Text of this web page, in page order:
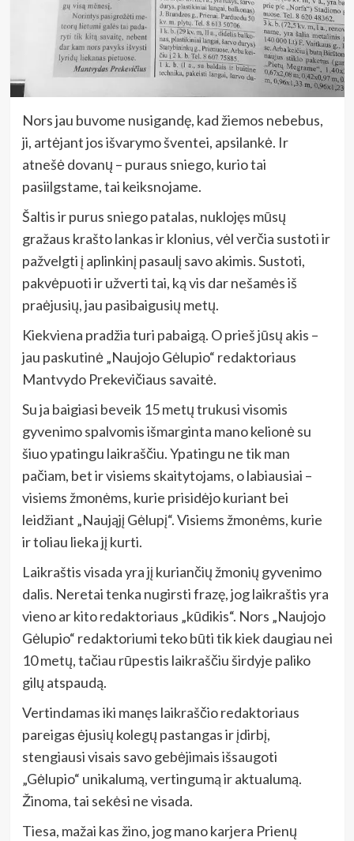
Nors jau buvome nusigandę, kad žiemos nebebus,
ji, artėjant jos išvarymo šventei, apsilankė. Ir
atnešė dovanų – puraus sniego, kurio tai
pasiilgstame, tai keiksnojame.
Šaltis ir purus sniego patalas, nuklojęs mūsų
gražaus krašto lankas ir klonius, vėl verčia sustoti ir
pažvelgti į aplinkinį pasaulį savo akimis. Sustoti,
pakvėpuoti ir užverti tai, ką vis dar nešamės iš
praėjusių, jau pasibaigusių metų.
Kiekviena pradžia turi pabaigą. O prieš jūsų akis –
jau paskutinė „Naujojo Gėlupio“ redaktoriaus
Mantvydo Prekevičiaus savaitė.
Su ja baigiasi beveik 15 metų trukusi visomis
gyvenimo spalvomis išmarginta mano kelionė su
šiuo ypatingu laikraščiu. Ypatingu ne tik man
pačiam, bet ir visiems skaitytojams, o labiausiai –
visiems žmonėms, kurie prisidėjo kuriant bei
leidžiant „Naująjį Gėlupį“. Visiems žmonėms, kurie
ir toliau lieka jį kurti.
Laikraštis visada yra jį kuriančių žmonių gyvenimo
dalis. Neretai tenka nugirsti frazę, jog laikraštis yra
vieno ar kito redaktoriaus „kūdikis“. Nors „Naujojo
Gėlupio“ redaktoriumi teko būti tik kiek daugiau nei
10 metų, tačiau rūpestis laikraščiu širdyje paliko
gilų atspaudą.
Vertindamas iki manęs laikraščio redaktoriaus
pareigas ėjusių kolegų pastangas ir įdirbį,
stengiausi visais savo gebėjimais išsaugoti
„Gėlupio“ unikalumą, vertingumą ir aktualumą.
Žinoma, tai sekėsi ne visada.
Tiesa, mažai kas žino, jog mano karjera Prienų